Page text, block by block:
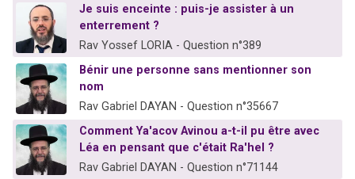
Je suis enceinte : puis-je assister à un
enterrement ?
Rav Yossef LORIA - Question n°389
Bénir une personne sans mentionner son
nom
Rav Gabriel DAYAN - Question n°35667
Comment Ya'acov Avinou a-t-il pu être avec
Léa en pensant que c'était Ra'hel ?
Rav Gabriel DAYAN - Question n°71144